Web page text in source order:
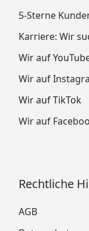
5-Sterne
Karriere: Wir
Wir auf
Wir auf
Wir auf TikTok
Wir auf
Rechtliche
AGB